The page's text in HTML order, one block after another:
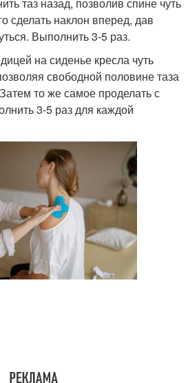
сделать наклон вперед, дав
Выполнить 3-5 раз.
на сиденье кресла чуть
свободной половине таза
то же самое проделать с
3-5 раз для каждой